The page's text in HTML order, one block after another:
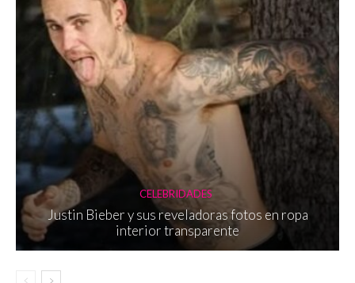
CELEBRIDADES
Justin Bieber y sus reveladoras fotos en ropa
interior transparente